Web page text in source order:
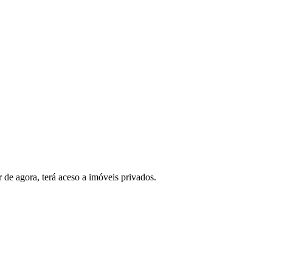
agora, terá aceso a imóveis privados.